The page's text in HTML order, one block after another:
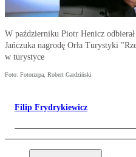
W październiku Piotr Henicz
Jańczuka nagrodę Orła Turystyki
w turystyce
Foto: Fotorzepa, Robert Gardziński
Filip Frydrykiewicz